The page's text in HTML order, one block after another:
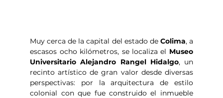
Muy cerca de la capital del estado de Colima, a
escasos ocho kilómetros, se localiza el Museo
Universitario Alejandro Rangel Hidalgo, un
recinto artístico de gran valor desde diversas
perspectivas: por la arquitectura de estilo
colonial con que fue construido el inmueble